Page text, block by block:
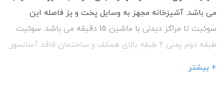
می باشد. آشپزخانه مجهز به وسایل پخت و پز فاصله این
سوئیت تا مراکز دیدنی با ماشین 15 دقیقه می باشد. سوئیت
طبقه دوم یعنی 2 طبقه بالای همکف و ساختمان فاقد آسانسور
+ بیشتر